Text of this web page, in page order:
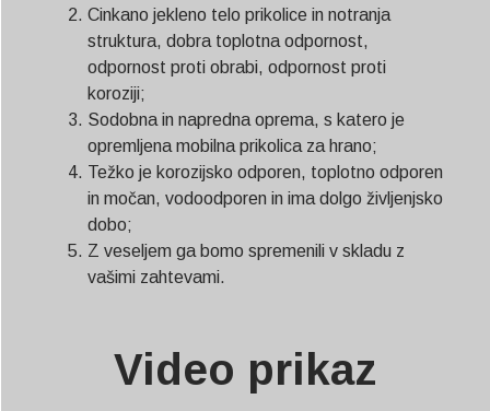
Cinkano jekleno telo prikolice in notranja
struktura, dobra toplotna odpornost,
odpornost proti obrabi, odpornost proti
koroziji;
Sodobna in napredna oprema, s katero je
opremljena mobilna prikolica za hrano;
Težko je korozijsko odporen, toplotno odporen
in močan, vodoodporen in ima dolgo življenjsko
dobo;
Z veseljem ga bomo spremenili v skladu z
vašimi zahtevami.
Video prikaz